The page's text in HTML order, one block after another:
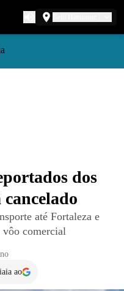
dos
até Fortaleza e
vôo comercial
ao